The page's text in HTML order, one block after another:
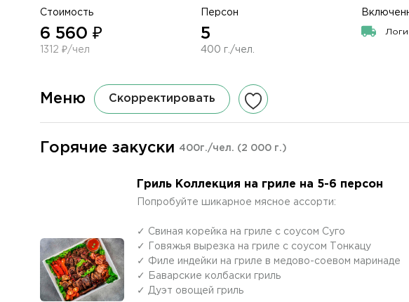
Стоимость
6 560 ₽
1312 ₽/чел
Персон
5
400 г./чел.
Меню Скорректировать
Горячие закуски 400г./чел. (2 000 г.)
Гриль Коллекция на гриле на 5-6 персон
Попробуйте шикарное мясное ассорти:
✓ Свиная корейка на гриле с соусом Суго
✓ Говяжья вырезка на гриле с соусом Тонкацу
✓ Филе индейки на гриле в медово-соевом маринаде
✓ Баварские колбаски гриль
✓ Дуэт овощей гриль